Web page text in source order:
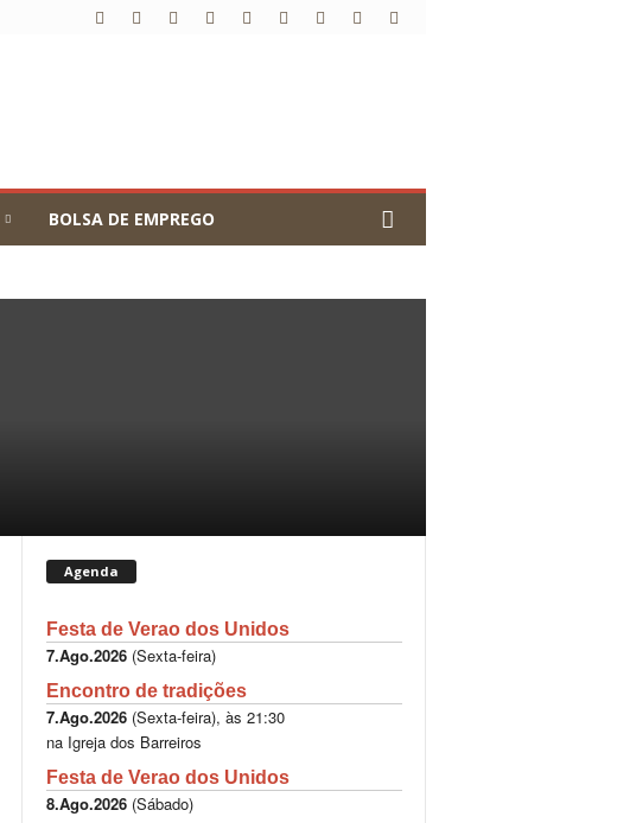
BOLSA DE EMPREGO
Agenda
Festa de Verao dos Unidos
7.Ago.2026(Sexta-feira)
Encontro de tradições
7.Ago.2026(Sexta-feira), às 21:30
na Igreja dos Barreiros
Festa de Verao dos Unidos
8.Ago.2026(Sábado)